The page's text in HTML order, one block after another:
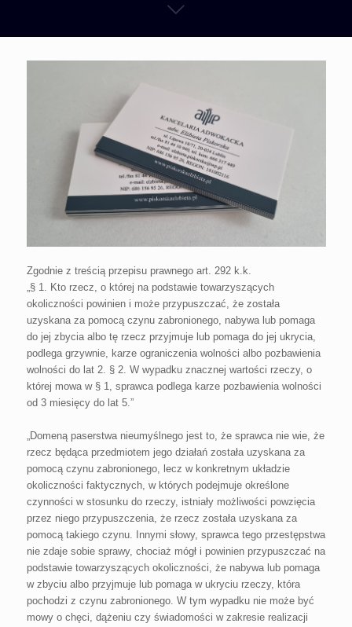
Zgodnie z treścią przepisu prawnego art. 292 k.k.
„§ 1. Kto rzecz, o której na podstawie towarzyszących
okoliczności powinien i może przypuszczać, że została
uzyskana za pomocą czynu zabronionego, nabywa lub pomaga
do jej zbycia albo tę rzecz przyjmuje lub pomaga do jej ukrycia,
podlega grzywnie, karze ograniczenia wolności albo pozbawienia
wolności do lat 2. § 2. W wypadku znacznej wartości rzeczy, o
której mowa w § 1, sprawca podlega karze pozbawienia wolności
od 3 miesięcy do lat 5.”
„Domeną paserstwa nieumyślnego jest to, że sprawca nie wie, że
rzecz będąca przedmiotem jego działań została uzyskana za
pomocą czynu zabronionego, lecz w konkretnym układzie
okoliczności faktycznych, w których podejmuje określone
czynności w stosunku do rzeczy, istniały możliwości powzięcia
przez niego przypuszczenia, że rzecz została uzyskana za
pomocą takiego czynu. Innymi słowy, sprawca tego przestępstwa
nie zdaje sobie sprawy, chociaż mógł i powinien przypuszczać na
podstawie towarzyszących okoliczności, że nabywa lub pomaga
w zbyciu albo przyjmuje lub pomaga w ukryciu rzeczy, która
pochodzi z czynu zabronionego. W tym wypadku nie może być
mowy o chęci, dążeniu czy świadomości w zakresie realizacji